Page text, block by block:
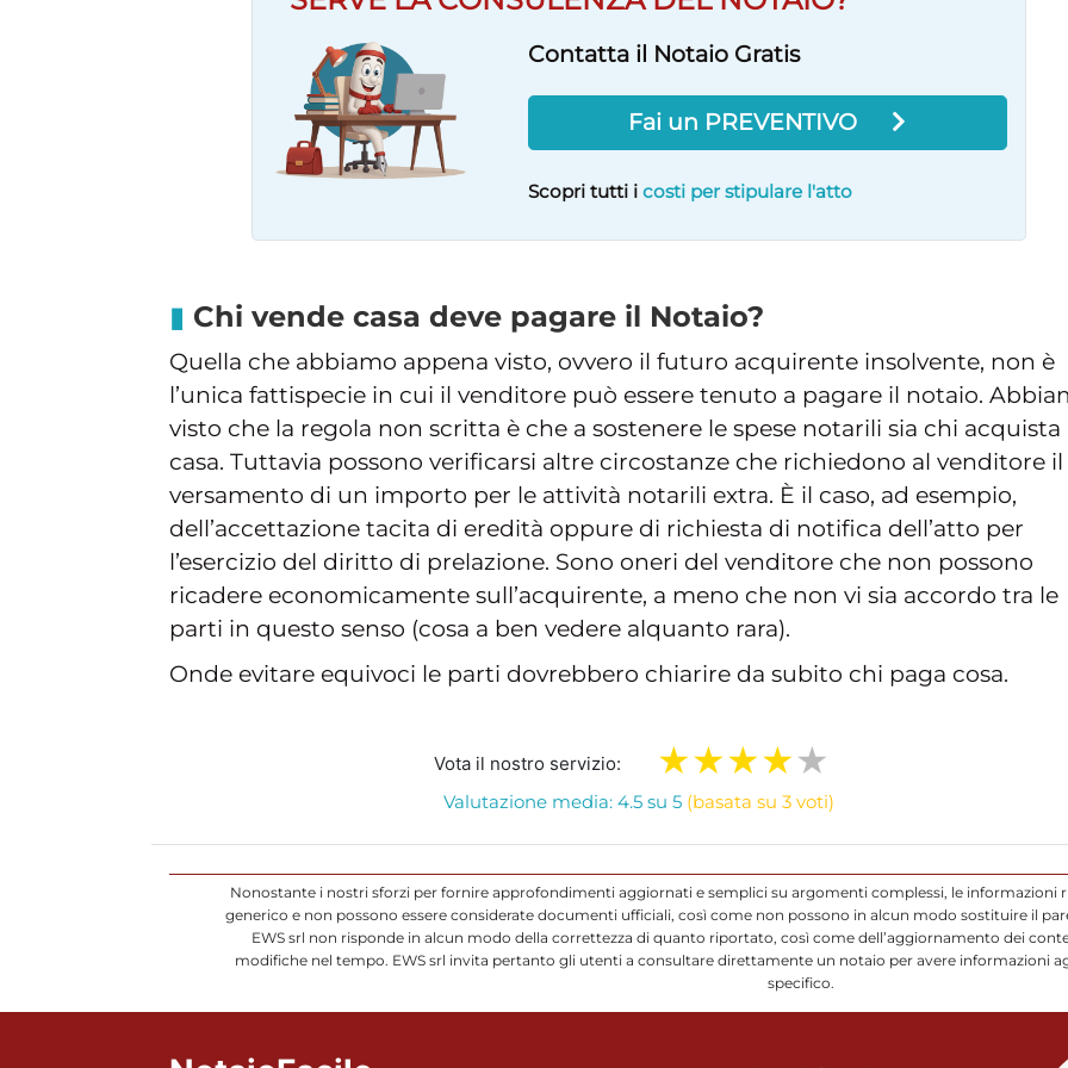
Contatta il Notaio Gratis
Fai un PREVENTIVO
Scopri tutti i costi per stipulare l'atto
Chi vende casa deve pagare il Notaio?
Quella che abbiamo appena visto, ovvero il futuro acquirente insolvente, non è
l’unica fattispecie in cui il venditore può essere tenuto a pagare il notaio.
visto che la regola non scritta è che a sostenere le spese notarili sia chi acquista
casa. Tuttavia possono verificarsi altre circostanze che richiedono al venditore il
versamento di un importo per le attività notarili extra. È il caso, ad esempio,
dell’accettazione tacita di eredità oppure di richiesta di notifica dell’atto per
l’esercizio del diritto di prelazione. Sono oneri del venditore che non possono
ricadere economicamente sull’acquirente, a meno che non vi sia accordo tra le
parti in questo senso (cosa a ben vedere alquanto rara).
Onde evitare equivoci le parti dovrebbero chiarire da subito chi paga cosa.
Vota il nostro servizio:
Valutazione media: 4.5 su 5 (basata su 3 voti)
Nonostante i nostri sforzi per fornire approfondimenti aggiornati e semplici su argomenti complessi, le informazioni
generico e non possono essere considerate documenti ufficiali, così come non possono in alcun modo sostituire il
EWS srl non risponde in alcun modo della correttezza di quanto riportato, così come dell’aggiornamento dei
modifiche nel tempo. EWS srl invita pertanto gli utenti a consultare direttamente un notaio per avere informazioni
specifico.